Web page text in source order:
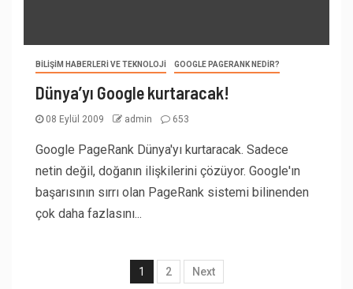
BILIŞIM HABERLERI VE TEKNOLOJI GOOGLE PAGERANK NEDIR?
Dünya’yı Google kurtaracak!
08 Eylül 2009 admin 653
Google PageRank Dünya'yı kurtaracak. Sadece
netin değil, doğanın ilişkilerini çözüyor. Google'ın
başarısının sırrı olan PageRank sistemi bilinenden
çok daha fazlasını...
1 2 Next